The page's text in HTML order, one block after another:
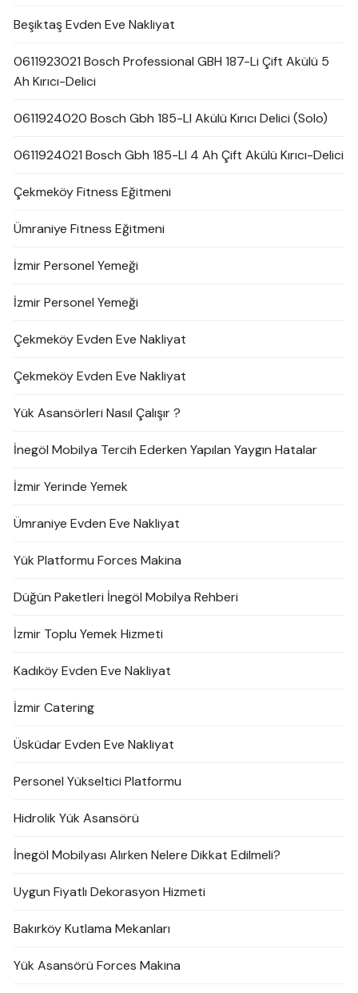
Beşiktaş Evden Eve Nakliyat
0611923021 Bosch Professional GBH 187-Li Çift Akülü 5
Ah Kırıcı-Delici
0611924020 Bosch Gbh 185-LI Akülü Kırıcı Delici (Solo)
0611924021 Bosch Gbh 185-LI 4 Ah Çift Akülü Kırıcı-Delici
Çekmeköy Fitness Eğitmeni
Ümraniye Fitness Eğitmeni
İzmir Personel Yemeği
İzmir Personel Yemeği
Çekmeköy Evden Eve Nakliyat
Çekmeköy Evden Eve Nakliyat
Yük Asansörleri Nasıl Çalışır ?
İnegöl Mobilya Tercih Ederken Yapılan Yaygın Hatalar
İzmir Yerinde Yemek
Ümraniye Evden Eve Nakliyat
Yük Platformu Forces Makina
Düğün Paketleri İnegöl Mobilya Rehberi
İzmir Toplu Yemek Hizmeti
Kadıköy Evden Eve Nakliyat
İzmir Catering
Üsküdar Evden Eve Nakliyat
Personel Yükseltici Platformu
Hidrolik Yük Asansörü
İnegöl Mobilyası Alırken Nelere Dikkat Edilmeli?
Uygun Fiyatlı Dekorasyon Hizmeti
Bakırköy Kutlama Mekanları
Yük Asansörü Forces Makina